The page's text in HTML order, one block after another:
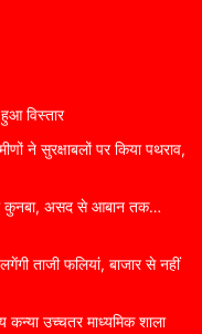
विस्तार
ने सुरक्षाबलों पर किया पथराव,
कुनबा, असद से आबान तक…
ताजी फलियां, बाजार से नहीं
कन्या उच्चतर माध्यमिक शाला